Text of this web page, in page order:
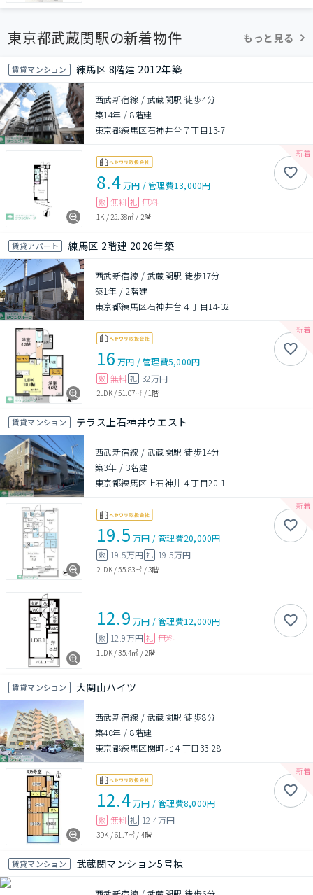
東京都武蔵関駅の新着物件 もっと見る
賃貸マンション 練馬区 8階建 2012年築
西武新宿線 / 武蔵関駅 徒歩4分
築14年 /8階建
東京都練馬区石神井台７丁目13-7
8.4万円 /管理費13,000円
敷 無料 礼 無料
1K /25.38㎡ / 2階
賃貸アパート 練馬区 2階建 2026年築
西武新宿線 / 武蔵関駅 徒歩17分
築1年 / 2階建
東京都練馬区石神井台４丁目14-32
16 万円 /管理費5,000円
敷 無料 礼 32万円
2LDK/51.07㎡ /1階
賃貸マンション テラス上石神井ウエスト
西武新宿線 / 武蔵関駅 徒歩14分
築3年 / 3階建
東京都練馬区上石神井４丁目20-1
19.5 万円 /管理費20,000円
敷 19.5万円 礼 19.5万円
2LDK/55.83㎡ /3階
12.9 万円 /管理費12,000円
敷 12.9万円 礼 無料
1LDK/35.4㎡ / 2階
賃貸マンション 大関山ハイツ
西武新宿線 / 武蔵関駅 徒歩8分
築40年 /8階建
東京都練馬区関町北４丁目33-28
12.4万円 /管理費8,000円
敷 無料 礼 12.4万円
3DK /61.7㎡ / 4階
賃貸マンション 武蔵関マンション5号棟